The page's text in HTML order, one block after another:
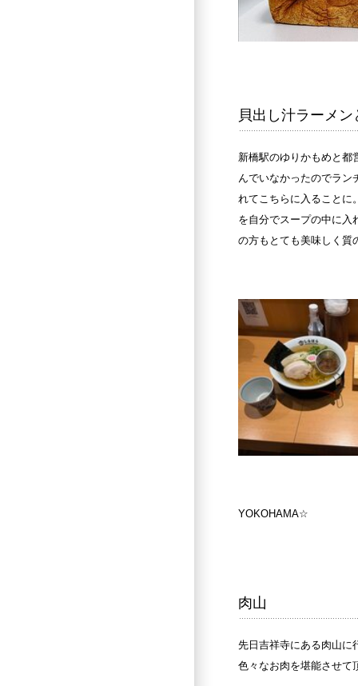
貝出し汁ラーメン
新橋駅のゆりかもめと都
んでいなかったのでラン
れてこちらに入ることに
を自分でスープの中に入
の方もとても美味しく質
YOKOHAMA☆
肉山
先日吉祥寺にある肉山に
色々なお肉を堪能させて